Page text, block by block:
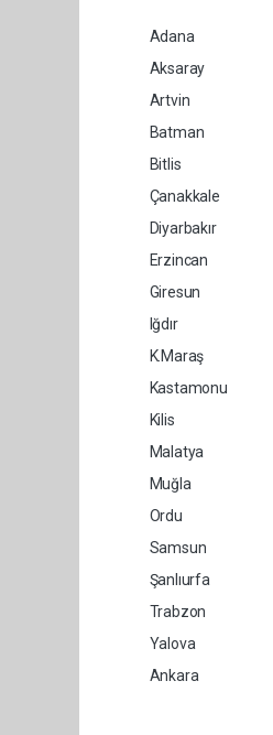
Adana
Aksaray
Artvin
Batman
Bitlis
Çanakkale
Diyarbakır
Erzincan
Giresun
Iğdır
K.Maraş
Kastamonu
Kilis
Malatya
Muğla
Ordu
Samsun
Şanlıurfa
Trabzon
Yalova
Ankara